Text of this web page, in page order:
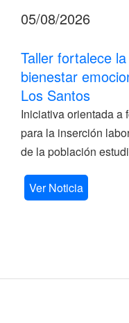
05/08/2026
Taller fortalece
bienestar
Los Santos
Iniciativa orientada a
para la inserción
de la población
Ver Noticia